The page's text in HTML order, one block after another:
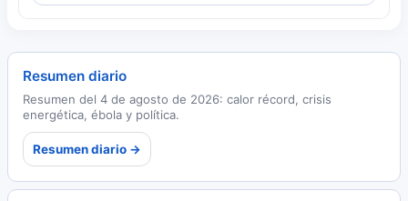
Resumen diario
Resumen del 4 de agosto de 2026: calor récord, crisis
energética, ébola y política.
Resumen diario →